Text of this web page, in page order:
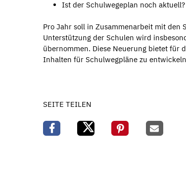
Ist der Schulwegeplan noch
Pro Jahr soll in Zusammenarbeit mit
Unterstützung der Schulen wird
übernommen. Diese Neuerung bietet für
Inhalten für Schulwegpläne zu
SEITE TEILEN